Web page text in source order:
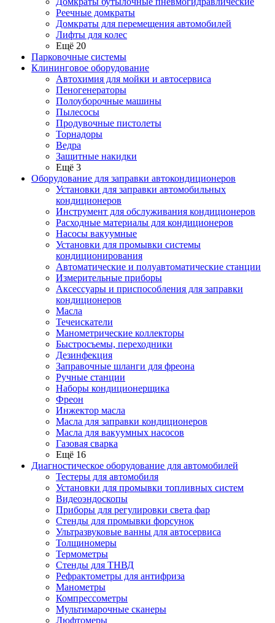
Реечные домкраты
Домкраты для перемещения автомобилей
Лифты для колес
Ещё 20
Парковочные системы
Клининговое оборудование
Автохимия для мойки и автосервиса
Пеногенераторы
Полоуборочные машины
Пылесосы
Продувочные пистолеты
Торнадоры
Ведра
Защитные накидки
Ещё 3
Оборудование для заправки автокондиционеров
Установки для заправки автомобильных
кондиционеров
Инструмент для обслуживания кондиционеров
Расходные материалы для кондиционеров
Насосы вакуумные
Установки для промывки системы
кондиционирования
Автоматические и полуавтоматические станции
Измерительные приборы
Аксессуары и приспособления для заправки
кондиционеров
Масла
Течеискатели
Манометрические коллекторы
Быстросъемы, переходники
Дезинфекция
Заправочные шланги для фреона
Ручные станции
Наборы кондиционерщика
Фреон
Инжектор масла
Масла для заправки кондиционеров
Масла для вакуумных насосов
Газовая сварка
Ещё 16
Диагностическое оборудование для автомобилей
Тестеры для автомобиля
Установки для промывки топливных систем
Видеоэндоскопы
Приборы для регулировки света фар
Стенды для промывки форсунок
Ультразвуковые ванны для автосервиса
Толщиномеры
Термометры
Стенды для ТНВД
Рефрактометры для антифриза
Манометры
Компрессометры
Мультимарочные сканеры
Люфтомеры